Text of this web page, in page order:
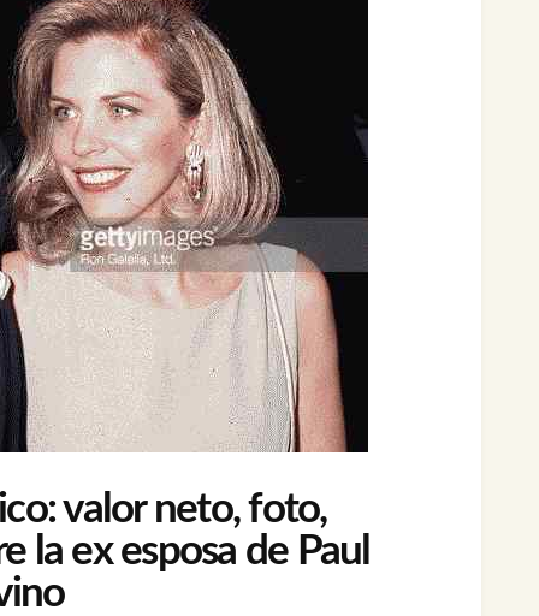
valor neto, foto,
la ex esposa de Paul